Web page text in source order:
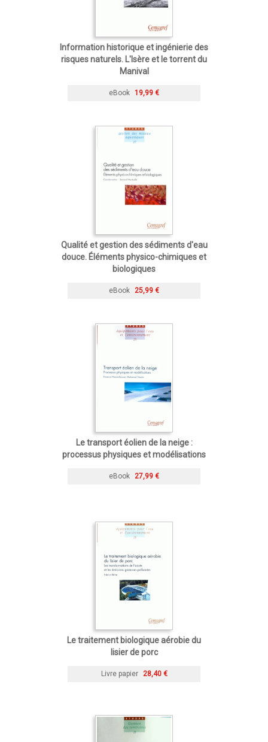
Information historique et ingénierie des
risques naturels. L'Isère et le torrent du
Manival
eBook 19,99 €
Qualité et gestion des sédiments d'eau
douce. Éléments physico-chimiques et
biologiques
eBook 25,99 €
Le transport éolien de la neige :
processus physiques et modélisations
eBook 27,99 €
Le traitement biologique aérobie du
lisier de porc
Livre papier 28,40 €